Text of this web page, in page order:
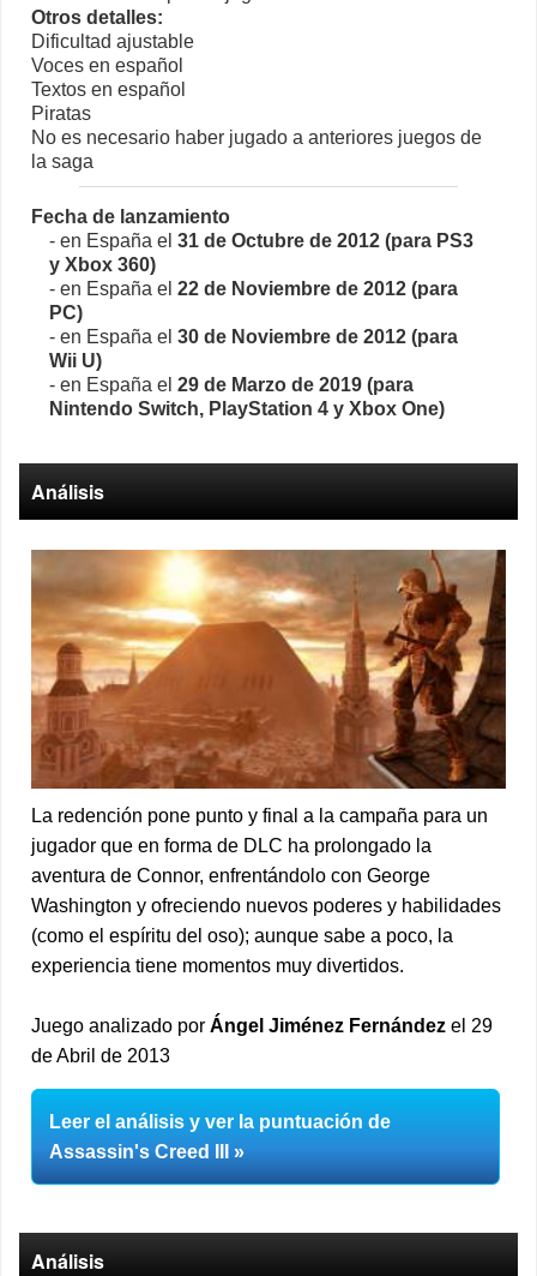
Otros detalles:
Dificultad ajustable
Voces en español
Textos en español
Piratas
No es necesario haber jugado a anteriores juegos de
la saga
Fecha de lanzamiento
- en España el 31 de Octubre de 2012 (para PS3
y Xbox 360)
- en España el 22 de Noviembre de 2012 (para
PC)
- en España el 30 de Noviembre de 2012 (para
Wii U)
- en España el 29 de Marzo de 2019 (para
Nintendo Switch, PlayStation 4 y Xbox One)
Análisis
La redención pone punto y final a la campaña para un
jugador que en forma de DLC ha prolongado la
aventura de Connor, enfrentándolo con George
Washington y ofreciendo nuevos poderes y habilidades
(como el espíritu del oso); aunque sabe a poco, la
experiencia tiene momentos muy divertidos.
Juego analizado por Ángel Jiménez Fernández el 29
de Abril de 2013
Leer el análisis y ver la puntuación de
Assassin's Creed III
Análisis